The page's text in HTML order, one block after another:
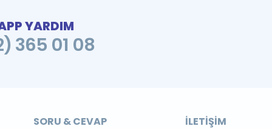
YARDIM
365 01 08
SORU & CEVAP İLETIŞIM